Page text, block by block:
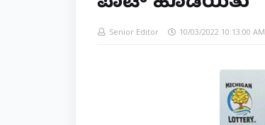
Senior Editor 10/03/2022 10:13:00 AM